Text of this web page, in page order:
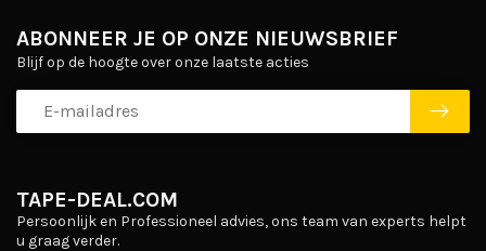
TAPE-DEAL.COM
Persoonlijk en Professioneel advies, ons team van experts helpt
u graag verder.
ABONNEER JE OP ONZE NIEUWSBRIEF
Blijf op de hoogte over onze laatste acties